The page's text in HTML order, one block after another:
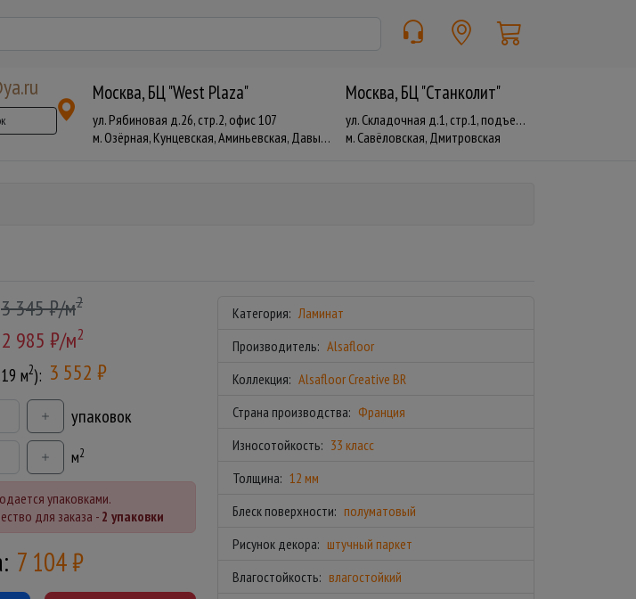
Москва, БЦ "West Plaza"
ул. Рябиновая д.26, стр.2, офис 107
м. Озёрная, Кунцевская, Аминьевская, Давыдково
Москва, БЦ "Станколит"
ул. Складочная д.1, стр.1, подъезд 19
м. Савёловская, Дмитровская
3 345 ₽/м2
2 985 ₽/м2
м2): 3 552 ₽
упаковок
м2
упаковками.
для заказа -2 упаковки
7 104₽
Категория: Ламинат
Производитель: Alsafloor
Коллекция: Alsafloor Creative BR
Страна производства: Франция
Износотойкость: 33 класс
Толщина: 12 мм
Блеск поверхности: полуматовый
Рисунок декора: штучный паркет
Влагостойкость: влагостойкий